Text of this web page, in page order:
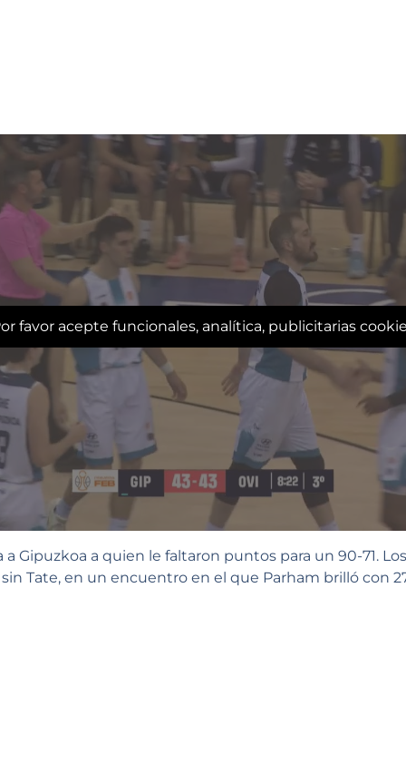
favor acepte funcionales, analítica, publicitarias
Gipuzkoa a quien le faltaron puntos para un 90-71.
Tate, en un encuentro en el que Parham brilló con